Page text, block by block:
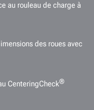
au rouleau de charge à
des roues avec
CenteringCheck®